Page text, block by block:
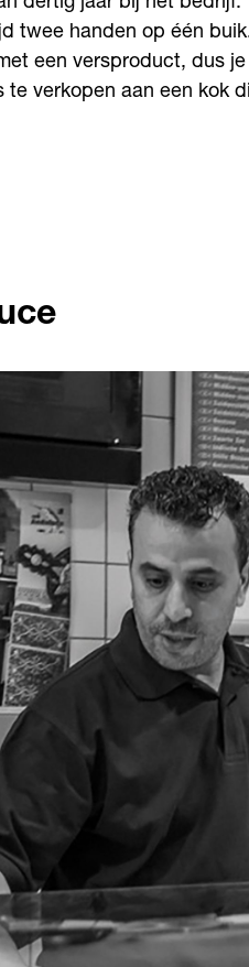
twee handen op één
een versproduct, dus
te verkopen aan een kok